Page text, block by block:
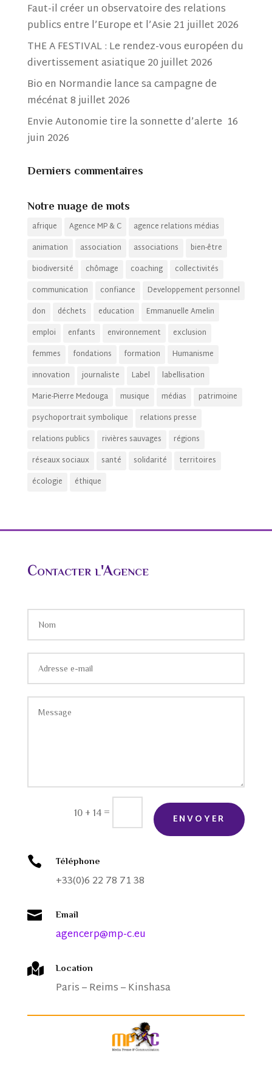
Faut-il créer un observatoire des relations
publics entre l’Europe et l’Asie 21 juillet 2026
THE A FESTIVAL : Le rendez-vous européen du
divertissement asiatique 20 juillet 2026
Bio en Normandie lance sa campagne de
mécénat8 juillet 2026
Envie Autonomie tire la sonnette d’alerte 16
juin 2026
Derniers commentaires
Notre nuage de mots
afrique Agence MP & C
agence relations médias
animation
association associations
bien-être
biodiversité
chômage coaching
collectivités
communication
confiance
Developpement personnel
don
déchets education
Emmanuelle Amelin
emploi
enfants environnement
exclusion
femmes
fondations formation
Humanisme
innovation
journaliste Label
labellisation
Marie-Pierre Medouga
musique médias
patrimoine
psychoportrait symbolique
relations presse
relations publics
rivières sauvages
régions
réseaux sociaux
santé solidarité
territoires
écologie
éthique
Contacter l'Agence
10 + 14= ENVOYER
 Téléphone
+33(0)6 22 78 71 38
 Email
agencerp@mp-c.eu
 Location
Paris – Reims – Kinshasa